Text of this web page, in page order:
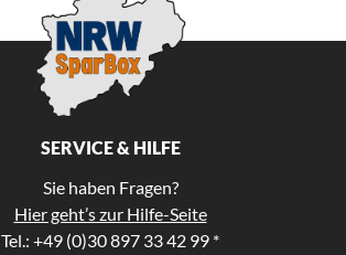
SERVICE & HILFE
Sie haben Fragen?
Hier geht’s zur Hilfe-Seite
Tel.: +49 (0)30 897 33 42 99 *